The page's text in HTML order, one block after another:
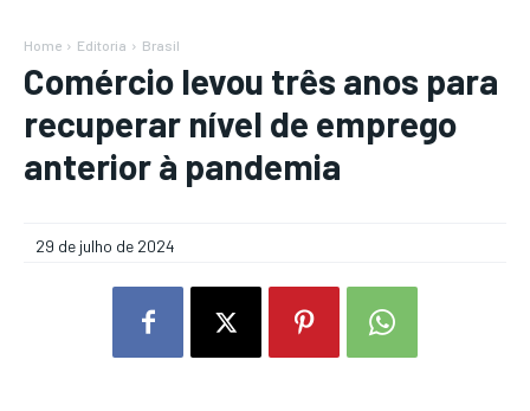
Home Editoria Brasil
Comércio levou três anos para
recuperar nível de emprego
anterior à pandemia
29 de julho de 2024